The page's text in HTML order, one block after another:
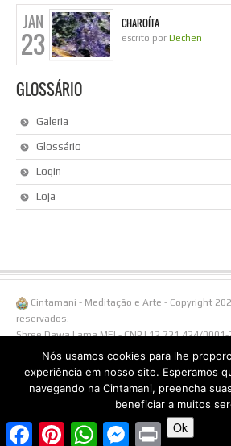
JAN
23
CHAROÍTA
escrito por Dechen
GLOSSÁRIO
Galeria
Glossário
Login
Loja
Cintamani - Meditação e Arte - Copyright
reservados.
Shree Dawa Lama MEI - CNPJ 12.721.424/
108/ Linha Águas Brancas, 1238 - 95650-000
Fone/Whatsapp (51)996538855.
FacebookPinterestWhatsAppMessenger
Print
Nós usamos cookies para lhe
experiência em nosso site. Esperamos
navegando na Cintamani, preencha
beneficiar a muitos
Ok